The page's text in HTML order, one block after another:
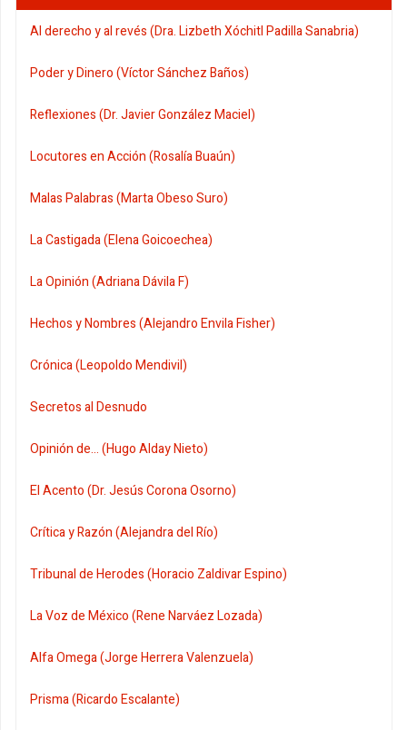
Al derecho y al revés (Dra. Lizbeth Xóchitl Padilla Sanabria)
Poder y Dinero (Víctor Sánchez Baños)
Reflexiones (Dr. Javier González Maciel)
Locutores en Acción (Rosalía Buaún)
Malas Palabras (Marta Obeso Suro)
La Castigada (Elena Goicoechea)
La Opinión (Adriana Dávila F)
Hechos y Nombres (Alejandro Envila Fisher)
Crónica (Leopoldo Mendivil)
Secretos al Desnudo
Opinión de... (Hugo Alday Nieto)
El Acento (Dr. Jesús Corona Osorno)
Crítica y Razón (Alejandra del Río)
Tribunal de Herodes (Horacio Zaldivar Espino)
La Voz de México (Rene Narváez Lozada)
Alfa Omega (Jorge Herrera Valenzuela)
Prisma (Ricardo Escalante)